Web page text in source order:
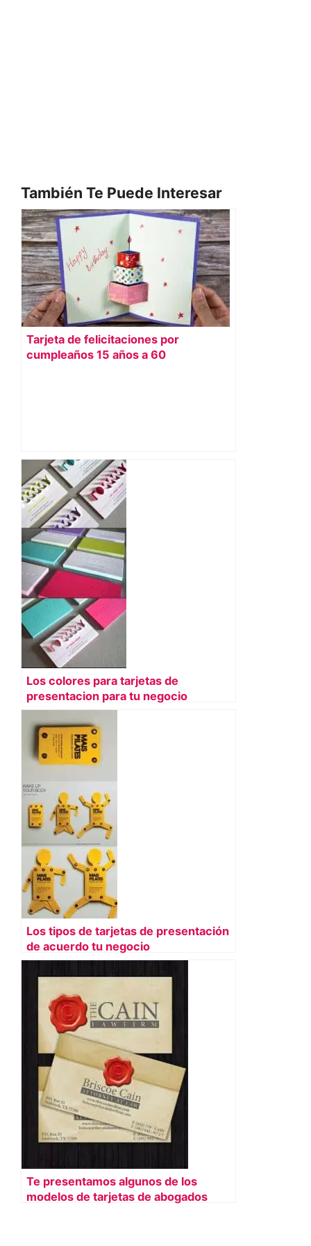
También Te Puede Interesar
Tarjeta de felicitaciones por
cumpleaños 15 años a 60
Los colores para tarjetas de
presentacion para tu negocio
Los tipos de tarjetas de presentación
de acuerdo tu negocio
Te presentamos algunos de los
modelos de tarjetas de abogados